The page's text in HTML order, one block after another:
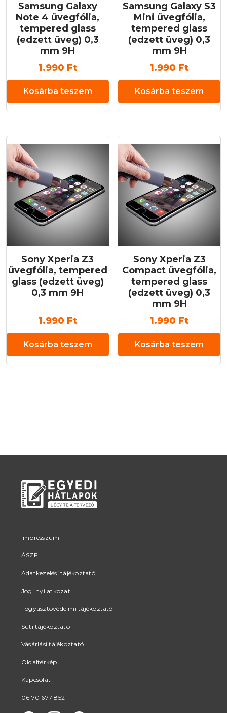
Samsung Galaxy
Note 4 üvegfólia,
tempered glass
(edzett üveg) 0,3
mm 9H
1.990 Ft
Kosárba teszem
Samsung Galaxy S3
Mini üvegfólia,
tempered glass
(edzett üveg) 0,3
mm 9H
1.990 Ft
Kosárba teszem
Sony Xperia Z3
üvegfólia, tempered
glass (edzett üveg)
0,3 mm 9H
1.990 Ft
Kosárba teszem
Sony Xperia Z3
Compact üvegfólia,
tempered glass
(edzett üveg) 0,3
mm 9H
1.990 Ft
Kosárba teszem
Impresszum
ÁSZF
Adatkezelési tájékoztató
Jogi nyilatkozat
Fogyasztóvédelmi tájékoztató
Süti tájékoztató
Vásárlási tájékoztató
Oldaltérkép
Kapcsolat
06 70 677 8521